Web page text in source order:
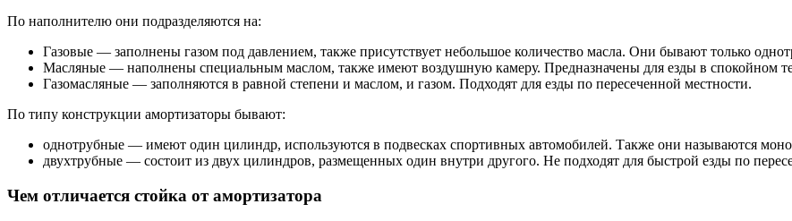
По наполнителю они подразделяются на:
Газовые — заполнены газом под давлением, также присутствует небольшое количество масла. Они бывают только
Масляные — наполнены специальным маслом, также имеют воздушную камеру. Предназначены для езды в спокойном
Газомасляные — заполняются в равной степени и маслом, и газом. Подходят для езды по пересеченной местности.
По типу конструкции амортизаторы бывают:
однотрубные — имеют один цилиндр, используются в подвесках спортивных автомобилей. Также они называются
двухтрубные — состоит из двух цилиндров, размещенных один внутри другого. Не подходят для быстрой езды по
Чем отличается стойка от амортизатора